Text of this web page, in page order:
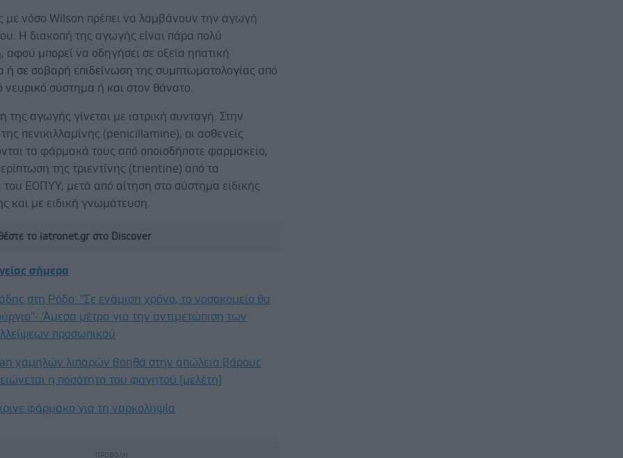
με νόσο Wilson πρέπει να λαμβάνουν την αγωγή
Η διακοπή της αγωγής είναι πάρα πολύ
αφού μπορεί να οδηγήσει σε οξεία ηπατική
ή σε σοβαρή επιδείνωση της συμπτωματολογίας από
νευρικό σύστημα ή και στον θάνατο.
της αγωγής γίνεται με ιατρική συνταγή. Στην
πενικιλλαμίνης (penicillamine), οι ασθενείς
τα φάρμακά τους από οποιοδήποτε φαρμακείο,
της τριεντίνης (trientine) από τα
ΕΟΠΥΥ, μετά από αίτηση στο σύστημα ειδικής
και με ειδική γνωμάτευση.
το iatronet.gr στο Discover
σήμερα
στη Ρόδο: ''Σε ενάμιση χρόνο, το νοσοκομείο θα
'Αμεσα μέτρα για την αντιμετώπιση των
προσωπικού
χαμηλών λιπαρών βοηθά στην απώλεια βάρους
η ποσότητα του φαγητού [μελέτη]
φάρμακο για τη ναρκοληψία